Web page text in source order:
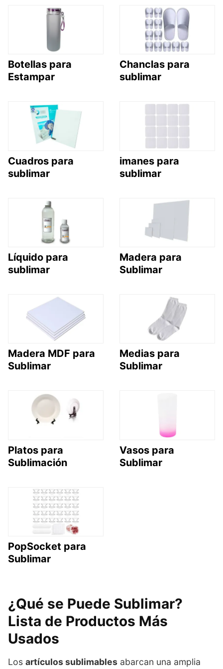
Botellas para
Estampar
Chanclas para
sublimar
Cuadros para
sublimar
imanes para
sublimar
Líquido para
sublimar
Madera para
Sublimar
Madera MDF para
Sublimar
Medias para
Sublimar
Platos para
Sublimación
Vasos para
Sublimar
PopSocket para
Sublimar
¿Qué se Puede Sublimar?
Lista de Productos Más
Usados
Los artículos sublimables abarcan una amplia